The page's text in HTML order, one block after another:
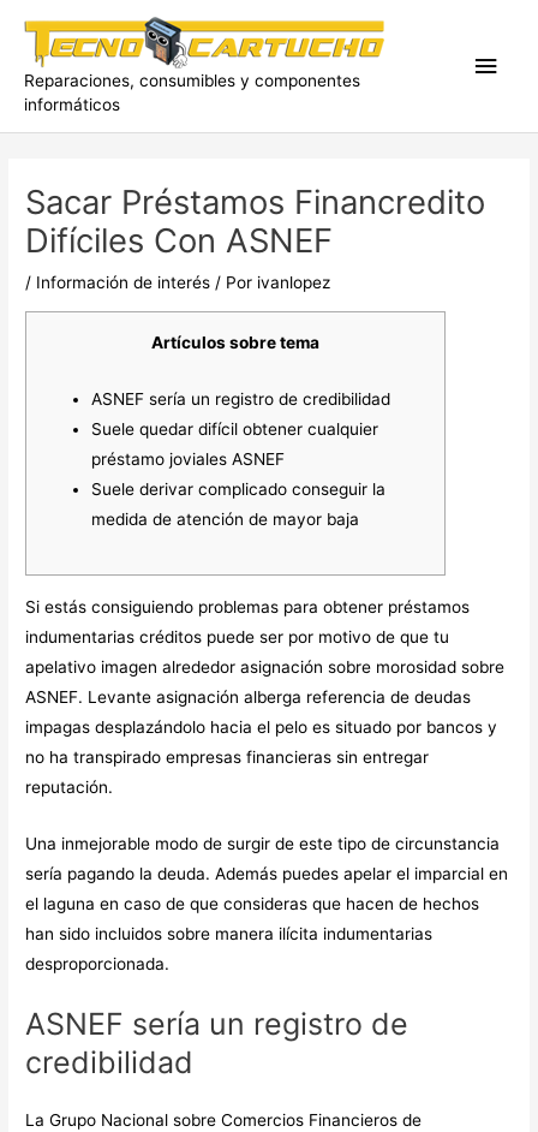
contenido
Reparaciones, consumibles y componentes
informáticos
Sacar Préstamos Financredito
Difíciles Con ASNEF
/ Información de interés / Por ivanlopez
Artículos sobre tema
ASNEF serí­a un registro de credibilidad
Suele quedar difícil obtener cualquier
préstamo joviales ASNEF
Suele derivar complicado conseguir la
medida de atención de mayor baja
Si estás consiguiendo problemas para obtener préstamos
indumentarias créditos puede ser por motivo de que tu
apelativo imagen alrededor asignación sobre morosidad sobre
ASNEF. Levante asignación alberga referencia de deudas
impagas desplazándolo hacia el pelo es situado por bancos y
no ha transpirado empresas financieras sin entregar
reputación.
Una inmejorable modo de surgir de este tipo de circunstancia
serí­a pagando la deuda.Además puedes apelar el imparcial en
el laguna en caso de que consideras que hacen de hechos
han sido incluidos sobre manera ilícita indumentarias
desproporcionada.
ASNEF serí­a un registro de
credibilidad
La Grupo Nacional sobre Comercios Financieros de